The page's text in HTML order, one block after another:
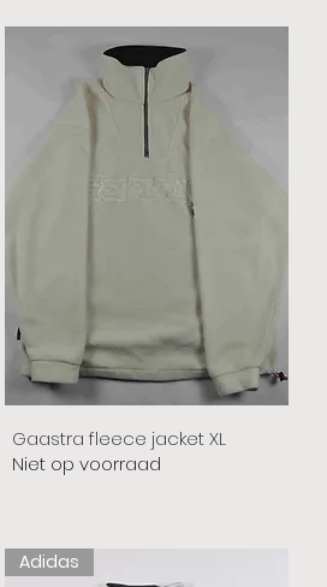
Gaastra fleece jacket XL
Niet op voorraad
Adidas